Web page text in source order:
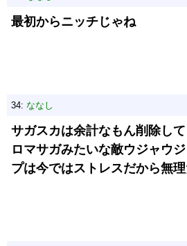
最初からニッチじゃね
34: ななし
サガスカは余計なもん削除し
ロマサガみたいな敵ウジャウ
プは今ではストレスだから無